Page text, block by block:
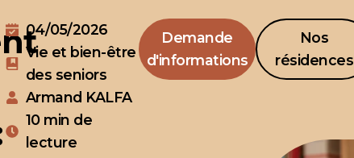
04/05/2026
Vie et bien-être
des seniors
Armand KALFA
10 min de
lecture
Demande
d'informations
Nos
résidences